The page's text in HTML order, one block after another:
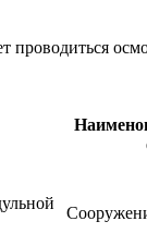
проводиться